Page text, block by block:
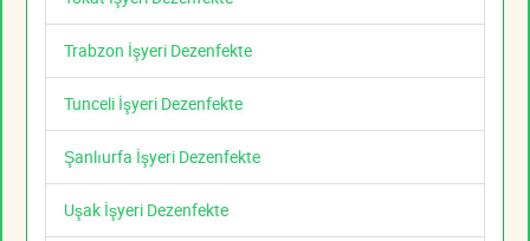
Trabzon İşyeri Dezenfekte
Tunceli İşyeri Dezenfekte
Şanlıurfa İşyeri Dezenfekte
Uşak İşyeri Dezenfekte